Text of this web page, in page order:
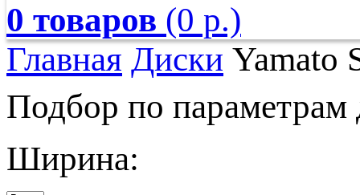
0 товаров (0 р.)
Главная Диски Yamato
Подбор по параметрам
Ширина: